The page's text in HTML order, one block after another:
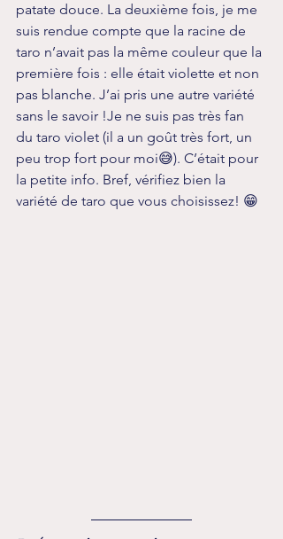
patate douce. La deuxième fois, je me
suis rendue compte que la racine de
taro n’avait pas la même couleur que la
première fois : elle était violette et non
pas blanche. J’ai pris une autre variété
sans le savoir !Je ne suis pas très fan
du taro violet (il a un goût très fort, un
peu trop fort pour moi😅). C’était pour
la petite info. Bref, vérifiez bien la
variété de taro que vous choisissez! 😁